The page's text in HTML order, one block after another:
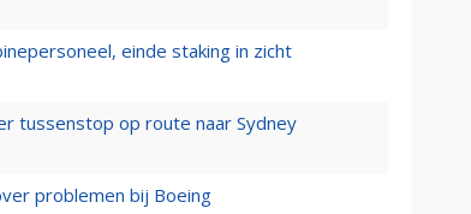
einde staking in zicht
tussenstop op route naar Sydney
problemen bij Boeing